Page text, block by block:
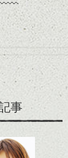
イト/ダブ
/TOKIOト
リーチ/イン
ミナカラー/
ョート/バ
毛矯正
トを混ぜたブラウ
な色味。
ージです。
ロー」
督。86年作 モノク
・ウェイツとジョ
ベルト・ベニーニ
リンズ。
事